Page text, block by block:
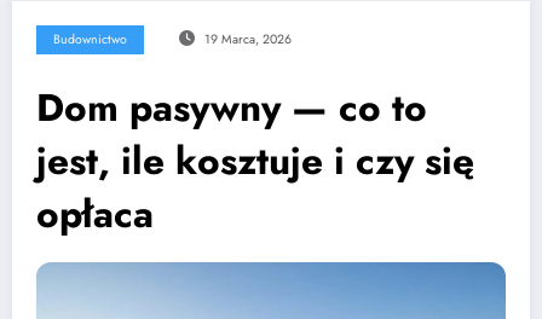
Budownictwo 19 Marca, 2026
Dom pasywny — co to
jest, ile kosztuje i czy się
opłaca